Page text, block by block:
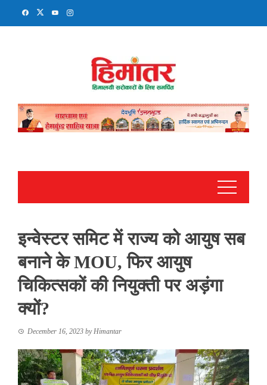
इन्वेस्टर समिट में राज्य को आयुष सब
बनाने के MOU, फिर आयुष
चिकित्सकों की नियुक्ती पर अड़ंगा
क्यों?
December 16, 2023 byHimantar